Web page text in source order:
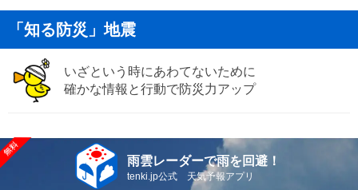
「知る防災」地震
いざという時にあわてないために
確かな情報と行動で防災力アップ
雨雲レーダーで雨を回避！
tenki.jp公式 天気予報アプリ